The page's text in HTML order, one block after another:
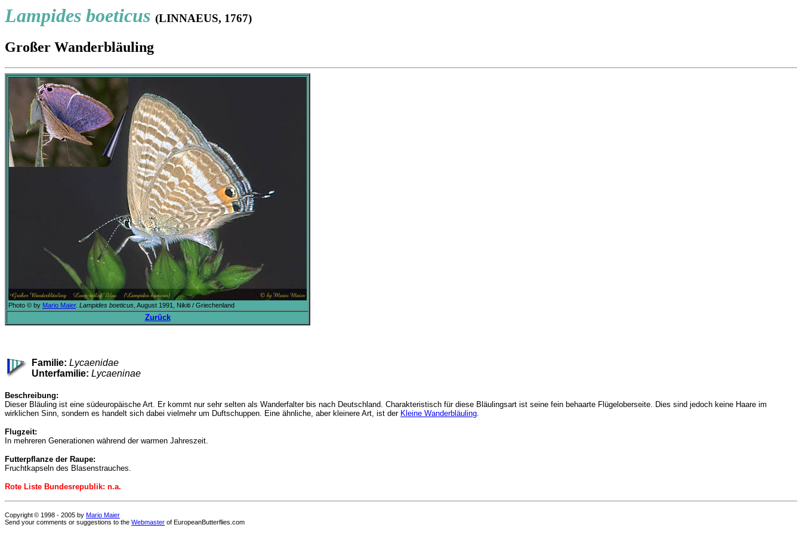
Lampides boeticus (LINNAEUS, 1767)
Großer Wanderbläuling
Photo © by Mario Maier. Lampides boeticus , August 1991, Nikiti / Griechenland
Zurück
Familie: Lycaenidae
Unterfamilie: Lycaeninae
Beschreibung:
Dieser Bläuling ist eine südeuropäische Art. Er kommt nur sehr selten als Wanderfalter bis nach Deutschland. Charakteristisch für diese Bläulingsart ist seine fein behaarte Flügeloberseite. Dies sind jedoch keine Haare im
wirklichen Sinn, sondern es handelt sich dabei vielmehr um Duftschuppen. Eine ähnliche, aber kleinere Art, ist der Kleine Wanderbläuling.
Flugzeit:
In mehreren Generationen während der warmen Jahreszeit.
Futterpflanze der Raupe:
Fruchtkapseln des Blasenstrauches.
Rote Liste Bundesrepublik: n.a.
Copyright© 1998 - 2005 by Mario Maier
Send your comments or suggestions to the Webmaster of EuropeanButterflies.com